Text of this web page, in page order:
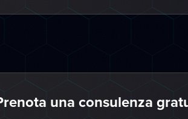
una consulenza